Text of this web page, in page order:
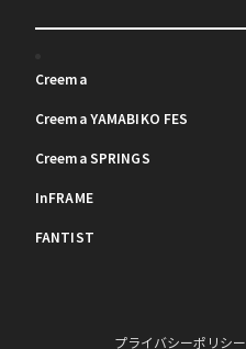
Creema
Creema YAMABIKO FES
Creema SPRINGS
InFRAME
FANTIST
プライバシーポリシー